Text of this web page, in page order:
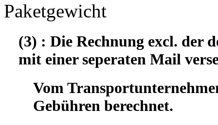
Paketgewicht
(3) : Die Rechnung excl. der
mit einer seperaten Mail
Vom
Gebühren berechnet.